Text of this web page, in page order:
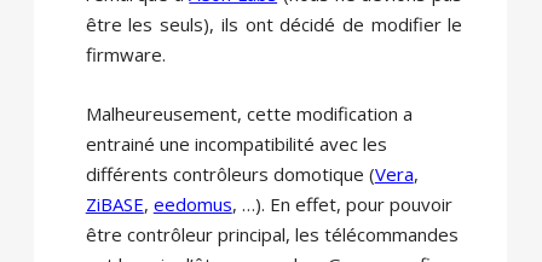
être les seuls), ils ont décidé de modifier le
firmware.
Malheureusement, cette modification a
entrainé une incompatibilité avec les
différents contrôleurs domotique (Vera,
ZiBASE, eedomus, …). En effet, pour pouvoir
être contrôleur principal, les télécommandes